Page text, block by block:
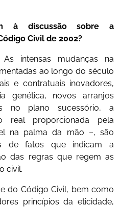
à discussão sobre a
Civil de 2002?
intensas mudanças na
ao longo do século
e contratuais inovadores,
genética, novos arranjos
no plano sucessório, a
real proporcionada pela
na palma da mão –, são
de fatos que indicam a
das regras que regem as
civil.
do Código Civil, bem como
princípios da eticidade,